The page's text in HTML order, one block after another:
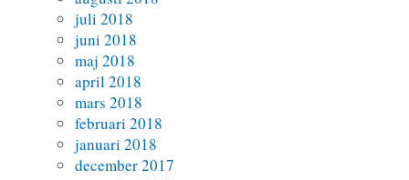
juli 2018
juni 2018
maj 2018
april 2018
mars 2018
februari 2018
januari 2018
december 2017